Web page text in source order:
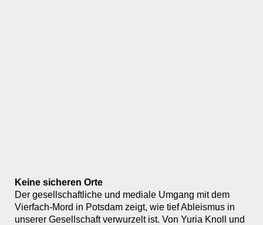
Keine sicheren Orte
Der gesellschaftliche und mediale Umgang mit dem
Vierfach-Mord in Potsdam zeigt, wie tief Ableismus in
unserer Gesellschaft verwurzelt ist. Von Yuria Knoll und